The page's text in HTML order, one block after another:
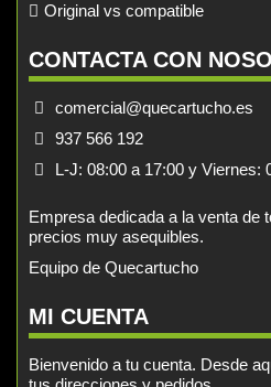
Original vs compatible
CONTACTA CON
comercial@quecartucho.es
937 566 192
L-J: 08:00 a 17:00 y Viernes:
Empresa dedicada a la venta de
precios muy asequibles.
Equipo de Quecartucho
MI CUENTA
Bienvenido a tu cuenta. Desde